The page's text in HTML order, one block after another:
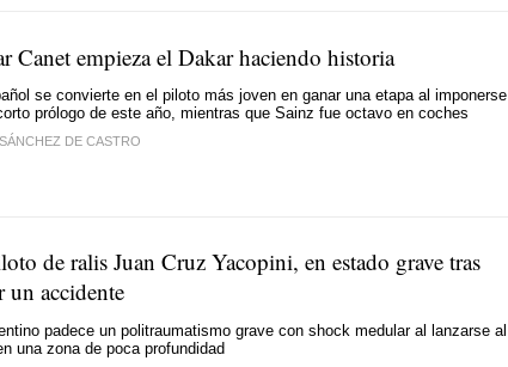
Canet empieza el Dakar haciendo historia
se convierte en el piloto más joven en ganar una etapa al imponerse
prólogo de este año, mientras que Sainz fue octavo en coches
DE CASTRO
de ralis Juan Cruz Yacopini, en estado grave tras
un accidente
padece un politraumatismo grave con shock medular al lanzarse al
una zona de poca profundidad